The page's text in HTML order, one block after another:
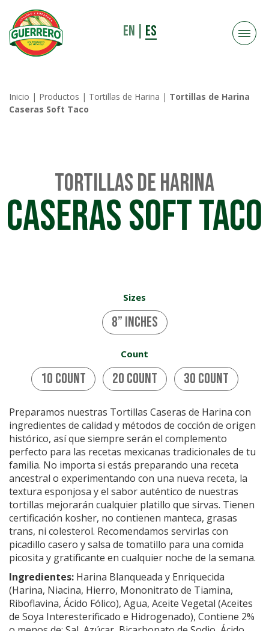
EN ES
Inicio | Productos | Tortillas de Harina | Tortillas de Harina
Caseras Soft Taco
Tortillas de Harina
Caseras Soft Taco
Sizes
8” inches
Count
10 Count 20 Count 30 Count
Preparamos nuestras Tortillas Caseras de Harina con
ingredientes de calidad y métodos de cocción de origen
histórico, así que siempre serán el complemento
perfecto para las recetas mexicanas tradicionales de tu
familia. No importa si estás preparando una receta
ancestral o experimentando con una nueva receta, la
textura esponjosa y el sabor auténtico de nuestras
tortillas mejorarán cualquier platillo que sirvas. Tienen
certificación kosher, no contienen manteca, grasas
trans, ni colesterol. Recomendamos servirlas con
picadillo casero y salsa de tomatillo para una comida
picosita y gratificante en cualquier noche de la semana.
Ingredientes: Harina Blanqueada y Enriquecida
(Harina, Niacina, Hierro, Mononitrato de Tiamina,
Riboflavina, Ácido Fólico), Agua, Aceite Vegetal (Aceites
de Soya Interesterificado e Hidrogenado), Contiene 2%